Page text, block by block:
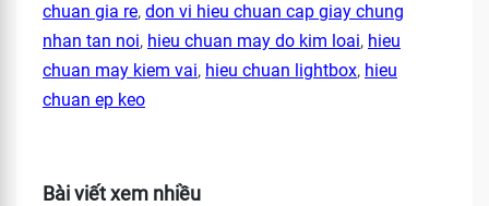
chuan gia re, don vi hieu chuan cap giay chung
nhan tan noi, hieu chuan may do kim loai, hieu
chuan may kiem vai, hieu chuan lightbox, hieu
chuan ep keo
Bài viết xem nhiều